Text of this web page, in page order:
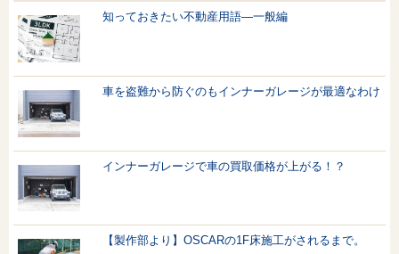
知っておきたい不動産用語—一般編
車を盗難から防ぐのもインナーガレージが最適なわけ
インナーガレージで車の買取価格が上がる！？
【製作部より】OSCARの1F床施工がされるまで。